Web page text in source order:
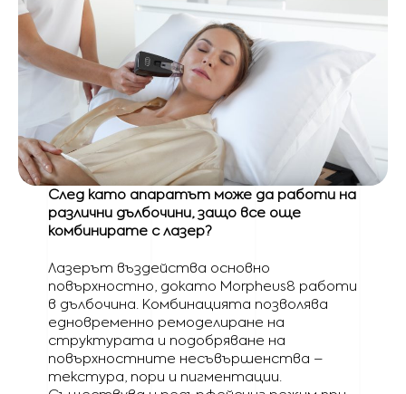
След като апаратът може да работи на
различни дълбочини, защо все още
комбинирате с лазер?
Лазерът въздейства основно
повърхностно, докато Morpheus8 работи
в дълбочина. Комбинацията позволява
едновременно ремоделиране на
структурата и подобряване на
повърхностните несъвършенства –
текстура, пори и пигментации.